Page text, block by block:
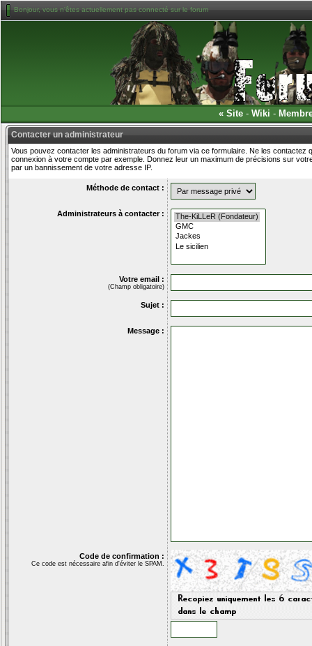
Bonjour, vous n'êtes actuellement pas connecté sur le forum
« Site - Wiki -
Contacter un administrateur
Vous pouvez contacter les administrateurs du forum via ce formulaire. Ne les
connexion à votre compte par exemple. Donnez leur un maximum de précisions sur
par un bannissement de votre adresse IP.
Méthode de contact :
Administrateurs à contacter :
Votre email :
(Champ obligatoire)
Sujet :
Message :
Code de confirmation :
Ce code est nécessaire afin d'éviter le SPAM.